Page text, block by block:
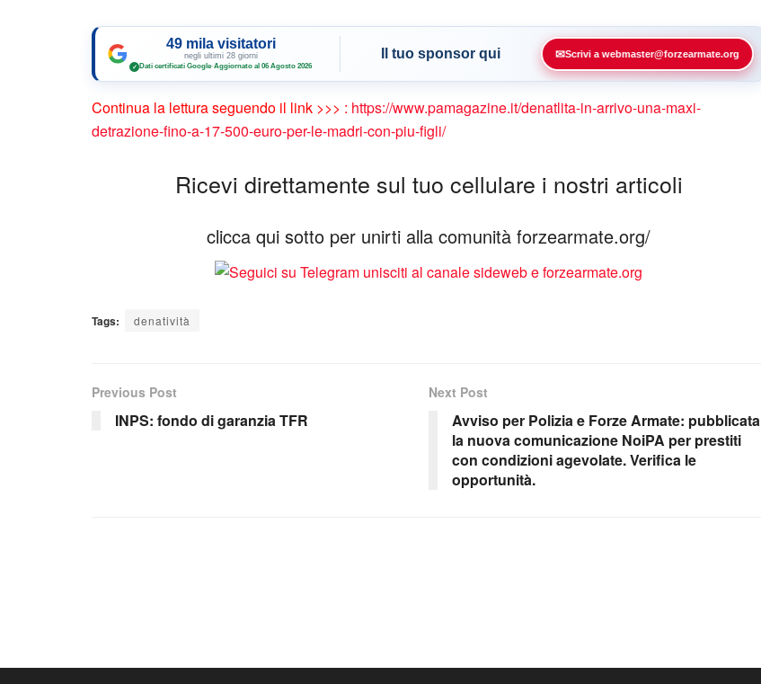
49 mila visitatori
negli ultimi 28 giorni
✓ Dati certificati Google·Aggiornato al 06 Agosto 2026
Il tuo sponsor qui ✉Scrivi a webmaster@forzearmate.org
Continua la lettura seguendo il link >>> : https://www.pamagazine.it/denatlita-in-arrivo-una-maxi-
detrazione-fino-a-17-500-euro-per-le-madri-con-piu-figli/
Ricevi direttamente sul tuo cellulare i nostri articoli
clicca qui sotto per unirti alla comunità forzearmate.org/
Tags: denatività
Previous Post
INPS: fondo di garanzia TFR
Next Post
Avviso per Polizia e Forze Armate: pubblicata
la nuova comunicazione NoiPA per prestiti
con condizioni agevolate. Verifica le
opportunità.